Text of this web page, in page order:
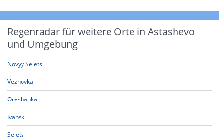
Regenradar für weitere Orte in Astashevo
und Umgebung
Novyy Selets
Vezhovka
Oreshanka
Ivansk
Selets